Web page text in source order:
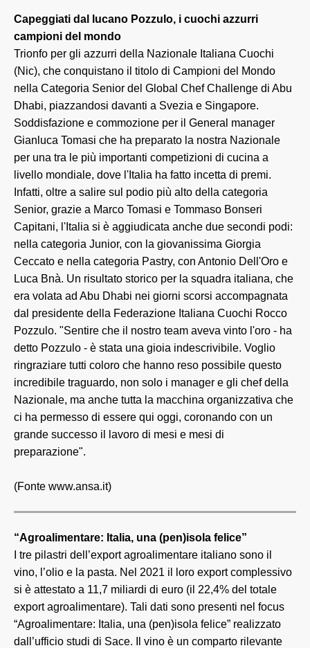
Capeggiati dal lucano Pozzulo, i cuochi azzurri
campioni del mondo
Trionfo per gli azzurri della Nazionale Italiana Cuochi
(Nic), che conquistano il titolo di Campioni del Mondo
nella Categoria Senior del Global Chef Challenge di Abu
Dhabi, piazzandosi davanti a Svezia e Singapore.
Soddisfazione e commozione per il General manager
Gianluca Tomasi che ha preparato la nostra Nazionale
per una tra le più importanti competizioni di cucina a
livello mondiale, dove l'Italia ha fatto incetta di premi.
Infatti, oltre a salire sul podio più alto della categoria
Senior, grazie a Marco Tomasi e Tommaso Bonseri
Capitani, l'Italia si è aggiudicata anche due secondi podi:
nella categoria Junior, con la giovanissima Giorgia
Ceccato e nella categoria Pastry, con Antonio Dell'Oro e
Luca Bnà. Un risultato storico per la squadra italiana, che
era volata ad Abu Dhabi nei giorni scorsi accompagnata
dal presidente della Federazione Italiana Cuochi Rocco
Pozzulo. "Sentire che il nostro team aveva vinto l'oro - ha
detto Pozzulo - è stata una gioia indescrivibile. Voglio
ringraziare tutti coloro che hanno reso possibile questo
incredibile traguardo, non solo i manager e gli chef della
Nazionale, ma anche tutta la macchina organizzativa che
ci ha permesso di essere qui oggi, coronando con un
grande successo il lavoro di mesi e mesi di
preparazione".
(Fonte www.ansa.it)
“Agroalimentare: Italia, una (pen)isola felice”
I tre pilastri dell’export agroalimentare italiano sono il
vino, l’olio e la pasta. Nel 2021 il loro export complessivo
si è attestato a 11,7 miliardi di euro (il 22,4% del totale
export agroalimentare). Tali dati sono presenti nel focus
“Agroalimentare: Italia, una (pen)isola felice” realizzato
dall’ufficio studi di Sace. Il vino è un comparto rilevante